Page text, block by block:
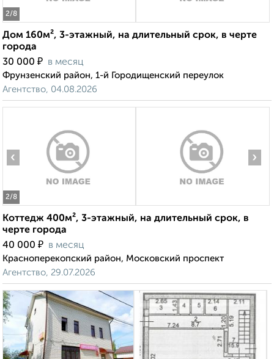
2/8
Дом 160м², 3-этажный, на длительный срок, в черте
города
30 000 ₽ в месяц
Фрунзенский район, 1-й Городищенский переулок
Агентство, 04.08.2026
2/8
‹ ›
Коттедж 400м², 3-этажный, на длительный срок, в
черте города
40 000 ₽ в месяц
Красноперекопский район, Московский проспект
Агентство, 29.07.2026